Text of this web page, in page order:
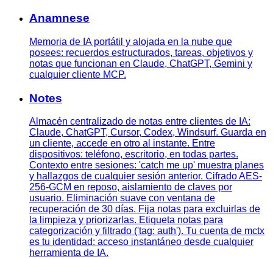
Anamnese
Memoria de IA portátil y alojada en la nube que
posees: recuerdos estructurados, tareas, objetivos y
notas que funcionan en Claude, ChatGPT, Gemini y
cualquier cliente MCP.
Notes
Almacén centralizado de notas entre clientes de IA:
Claude, ChatGPT, Cursor, Codex, Windsurf. Guarda en
un cliente, accede en otro al instante. Entre
dispositivos: teléfono, escritorio, en todas partes.
Contexto entre sesiones: 'catch me up' muestra planes
y hallazgos de cualquier sesión anterior. Cifrado AES-
256-GCM en reposo, aislamiento de claves por
usuario. Eliminación suave con ventana de
recuperación de 30 días. Fija notas para excluirlas de
la limpieza y priorizarlas. Etiqueta notas para
categorización y filtrado ('tag: auth'). Tu cuenta de mctx
es tu identidad: acceso instantáneo desde cualquier
herramienta de IA.